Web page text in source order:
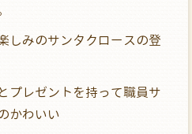
しみのサンタクロースの登
プレゼントを持って職員サ
かわいい